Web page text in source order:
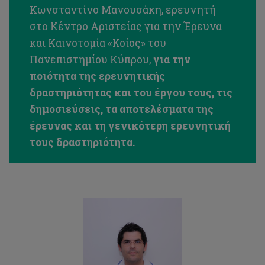
Κωνσταντίνο Μανουσάκη, ερευνητή
στο Κέντρο Αριστείας για την Έρευνα
και Καινοτομία «Κοίος» του
Πανεπιστημίου Κύπρου,για την
ποιότητα της ερευνητικής
δραστηριότητας και του έργου τους, τις
δημοσιεύσεις, τα αποτελέσματα της
έρευνας και τη γενικότερη ερευνητική
τους δραστηριότητα.